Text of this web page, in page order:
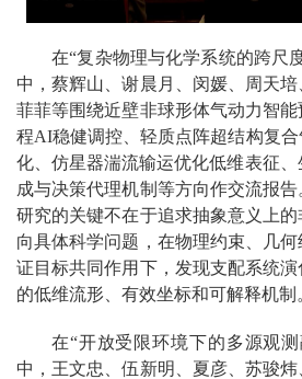
在“复杂物理与化学系统的跨尺
中，蔡辉山、谢晨月、闵媛、周天
菲菲等围绕近壁非球形体气动力智
程AI稳健调控、轻质点阵超结构复
化、仿星器湍流输运优化低维表征
成与决策代理机制等方向作交流报
研究的关键不在于追求抽象意义上
向具体科学问题，在物理约束、几
证目标共同作用下，发现支配系统
的低维流形、有效坐标和可解释机制
在“开放受限环境下的多源观
中，王文忠、伍新明、夏彦、苏骏